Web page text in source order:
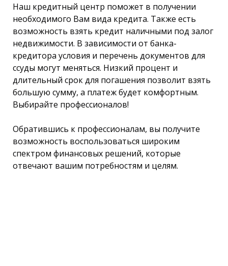
Наш кредитный центр поможет в получении
необходимого Вам вида кредита. Также есть
возможность взять кредит наличными под залог
недвижимости. В зависимости от банка-
кредитора условия и перечень документов для
ссуды могут меняться. Низкий процент и
длительный срок для погашения позволит взять
большую сумму, а платеж будет комфортным.
Выбирайте профессионалов!
Обратившись к профессионалам, вы получите
возможность воспользоваться широким
спектром финансовых решений, которые
отвечают вашим потребностям и целям.